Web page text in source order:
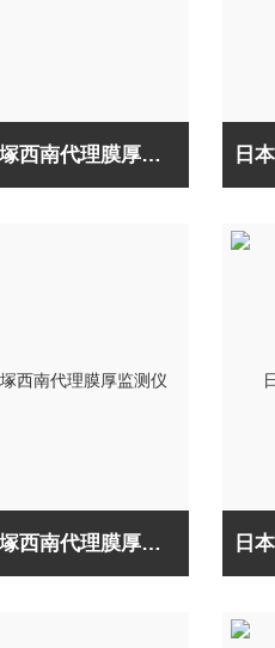
日本OTSUKA大塚西南代理膜厚测定用MCPD6800
日本OTSUKA大塚西南代理膜厚监测仪SM-100